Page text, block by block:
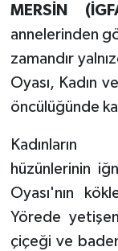
MERSİN
annelerinden
zamandır
Oyası, Kadın
öncülüğünde
Kadınların
hüzünlerinin
Oyası'nın
Yörede
çiçeği ve